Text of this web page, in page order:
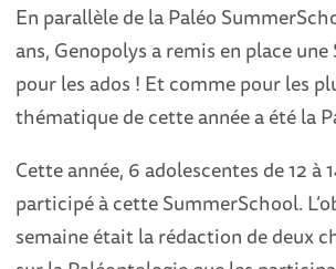
En parallèle de la Paléo
ans, Genopolys a remis en place
pour les ados ! Et comme pour les
thématique de cette année a été la
Cette année, 6 adolescentes de 12 à
participé à cette SummerSchool.
semaine était la rédaction de deux